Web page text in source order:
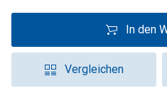
In den
Vergleichen